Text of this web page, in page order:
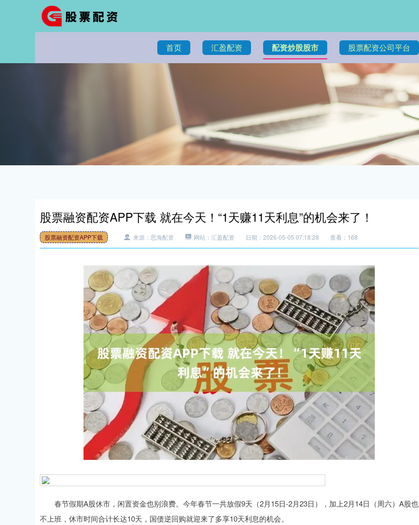
首页 汇盈配资 配资炒股股市 股票配资公司平台
股票融资配资APP下载 就在今天！“1天赚11天利息”的机会来了！
股票融资配资APP下载 来源：思海配资 网站：汇盈配资 日期：2026-05-05 07:18:28 查看：168
春节假期A股休市，闲置资金也别浪费。今年春节一共放假9天（2月15日-2月23日），加上2月14日（周六）A股也
不上班，休市时间合计长达10天，国债逆回购就迎来了多享10天利息的机会。
0.57% 深证成指 14110.12 -34.08 -0.24% 沪深300 4651.31